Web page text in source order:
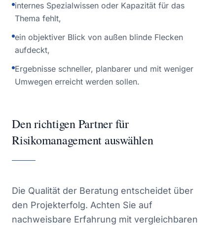
internes Spezialwissen oder Kapazität für das
Thema fehlt,
ein objektiver Blick von außen blinde Flecken
aufdeckt,
Ergebnisse schneller, planbarer und mit weniger
Umwegen erreicht werden sollen.
Den richtigen Partner für
Risikomanagement auswählen
Die Qualität der Beratung entscheidet über
den Projekterfolg. Achten Sie auf
nachweisbare Erfahrung mit vergleichbaren